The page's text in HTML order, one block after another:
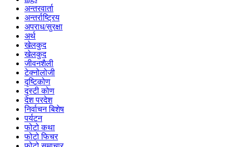
अन्तरवार्ता
अन्तर्राष्ट्रिय
अपराध/सुरक्षा
अर्थ
खेलकुद
खेलकुद
जीवनशैली
टेक्नोलोजी
दृष्टिकोण
दृस्टी कोण
देश परदेश
निर्वाचन बिशेष
पर्यटन
फोटो कथा
फोटो फिचर